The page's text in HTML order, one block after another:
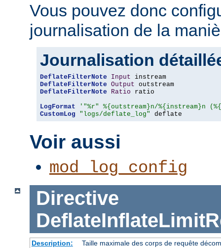
Vous pouvez donc
journalisation de la
Journalisation
DeflateFilterNote Input
DeflateFilterNote Output
DeflateFilterNote
Ratio ratio
LogFormat
'"%r" %{outstream}n/%{instream}n
CustomLog
"logs/deflate_log" deflate
Voir aussi
mod_log_config
Directive
Description:
Taille maximale des corps de requête